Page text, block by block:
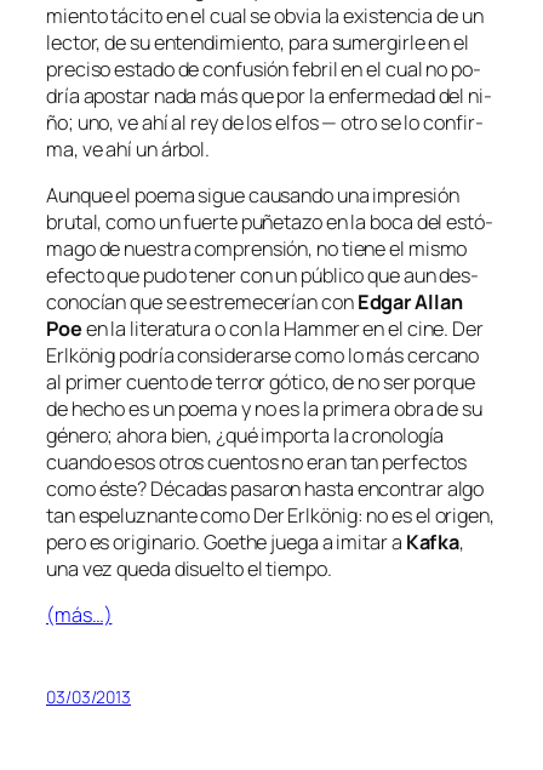
mien­to tá­ci­to en el cual se ob­via la exis­ten­cia de un
lec­tor, de su en­ten­di­mien­to, pa­ra su­mer­gir­le en el
pre­ci­so es­ta­do de con­fu­sión fe­bril en el cual no po­
dría apos­tar na­da más que por la en­fer­me­dad del ni­
ño; uno, veahíal rey de los el­fos — otro se lo con­fir­
ma, ve ahí un árbol.
Aunque el poe­ma si­gue cau­san­do una im­pre­sión
bru­tal, co­mo un fuer­te pu­ñe­ta­zo en la bo­ca del es­tó­
ma­go de nues­tra com­pren­sión, no tie­ne el mis­mo
efec­to que pu­do te­ner con un pú­bli­co que aun des­
co­no­cían que se es­tre­me­ce­rían conEdgar Allan
Poeen la li­te­ra­tu­ra o con la Hammeren el ci­ne. Der
Erlkönigpo­dría con­si­de­rar­se co­mo lo más cer­cano
al pri­mer cuen­to de te­rror gó­ti­co, de no ser por­que
de he­cho es un poe­ma y no es la pri­me­ra obra de su
gé­ne­ro; aho­ra bien, ¿qué im­por­ta la cro­no­lo­gía
cuan­do esos otros cuen­tos no eran tan per­fec­tos
co­mo és­te? Décadas pa­sa­ron has­ta en­con­trar al­go
tan es­pe­luz­nan­te co­moDer Erlkönig: no es el ori­gen,
pe­ro es ori­gi­na­rio. Goethe jue­ga a imi­tar a Kafka,
una vez que­da di­suel­to el tiempo.
(más…)
03/03/2013